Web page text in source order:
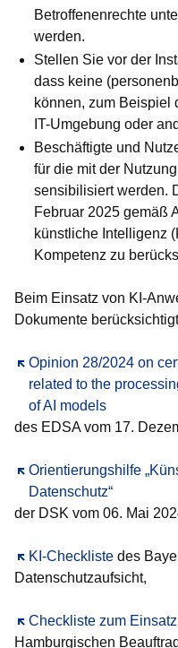
Betroffenenrechte
werden.
Stellen Sie vor der
dass keine
können, zum Beispiel
IT-Umgebung oder
Beschäftigte und
für die mit der
sensibilisiert werden.
Februar 2025 gemäß
künstliche Intelligenz
Kompetenz zu
Beim Einsatz von KI-
Dokumente
Opinion 28/2024 on
related to the
of AI models
Öffnet sich in einem
des EDSA vom 17.
Orientierungshilfe
Datenschutz“
Öffnet sich in einem
der DSK vom 06. Mai
KI-Checkliste
Öffnet sich in einem
des
Datenschutzaufsicht,
Checkliste zum
Öffnet sich in einem
Hamburgischen